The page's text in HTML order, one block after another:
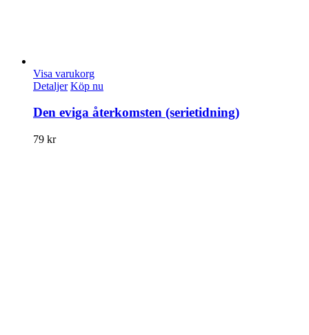
Visa varukorg
Detaljer Köp nu
Den eviga återkomsten (serietidning)
79 kr